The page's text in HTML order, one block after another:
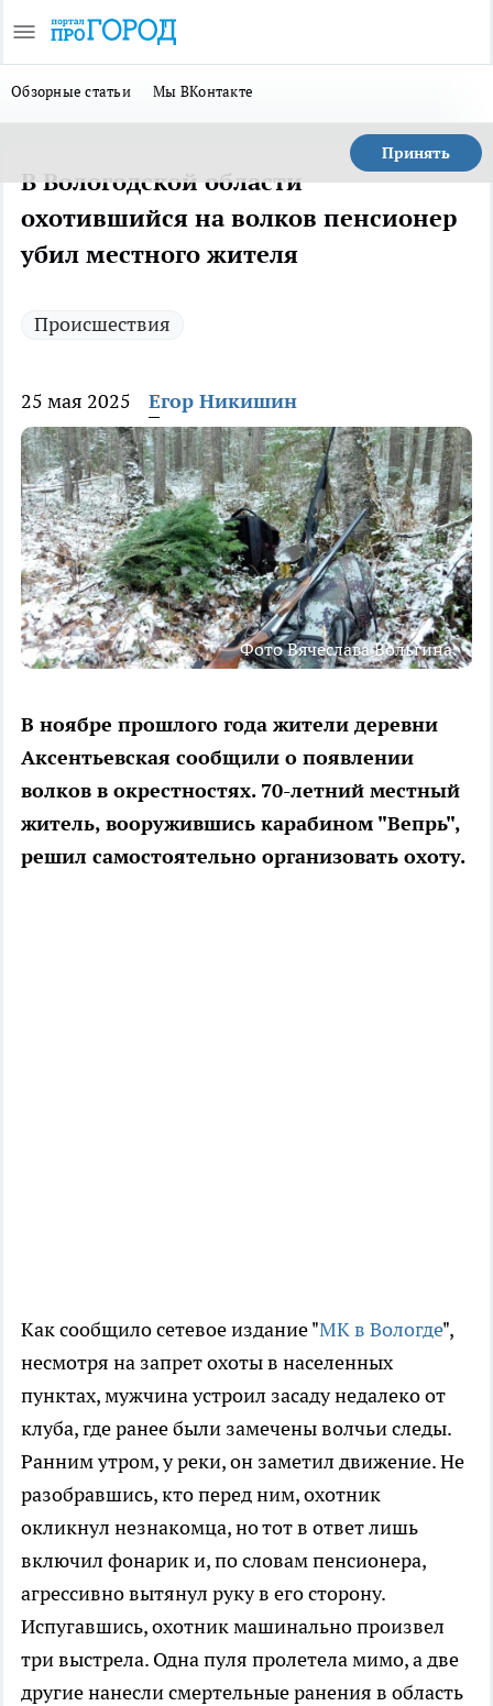
Обзорные статьи Мы ВКонтакте
Принять
В Вологодской области
охотившийся на волков пенсионер
убил местного жителя
Происшествия
25 мая 2025 Егор Никишин
Фото Вячеслава Вольгина.
В ноябре прошлого года жители деревни
Аксентьевская сообщили о появлении
волков в окрестностях. 70-летний местный
житель, вооружившись карабином "Вепрь",
решил самостоятельно организовать охоту.
Как сообщило сетевое издание "МК в Вологде",
несмотря на запрет охоты в населенных
пунктах, мужчина устроил засаду недалеко от
клуба, где ранее были замечены волчьи следы.
Ранним утром, у реки, он заметил движение. Не
разобравшись, кто перед ним, охотник
окликнул незнакомца, но тот в ответ лишь
включил фонарик и, по словам пенсионера,
агрессивно вытянул руку в его сторону.
Испугавшись, охотник машинально произвел
три выстрела. Одна пуля пролетела мимо, а две
другие нанесли смертельные ранения в область